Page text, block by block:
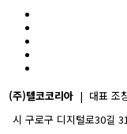
(주)텔코코리아 | 대표 조
시 구로구 디지털로30길